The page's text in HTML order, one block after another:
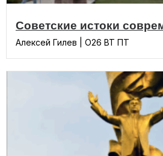
Советские истоки
Алексей Гилев | О26 ВТ ПТ